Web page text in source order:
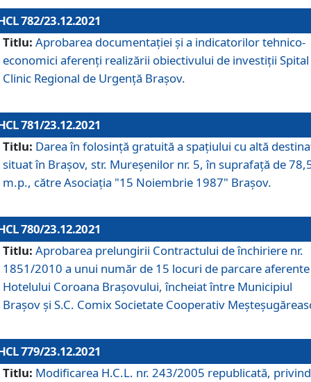
782/23.12.2021
Titlu: Aprobarea documentației și a indicatorilor tehnico-
economici aferenți realizării obiectivului de investiții Spital
Clinic Regional de Urgență Brașov.
781/23.12.2021
Titlu: Darea în folosinţă gratuită a spaţiului cu altă
situat în Braşov, str. Mureşenilor nr. 5, în suprafaţă de
m.p., către Asociaţia "15 Noiembrie 1987" Braşov.
780/23.12.2021
Titlu: Aprobarea prelungirii Contractului de închiriere nr.
1851/2010 a unui număr de 15 locuri de parcare aferente
Hotelului Coroana Brașovului, încheiat între Municipiul
Braşov şi S.C. Comix Societate Cooperativ
779/23.12.2021
Titlu: Modificarea H.C.L. nr. 243/2005 republicată, privind